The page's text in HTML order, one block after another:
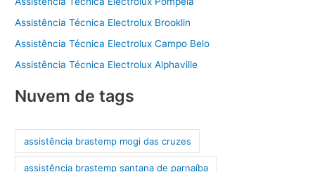
Assistência Técnica Electrolux Brooklin
Assistência Técnica Electrolux Campo Belo
Assistência Técnica Electrolux Alphaville
Nuvem de tags
assistência brastemp mogi das cruzes
assistência brastemp santana de parnaíba